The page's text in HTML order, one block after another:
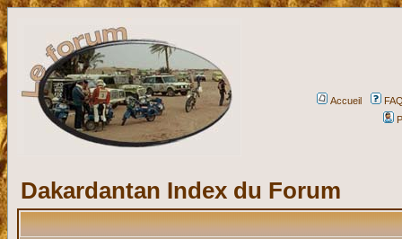
Accueil
Dakardantan Index du Forum